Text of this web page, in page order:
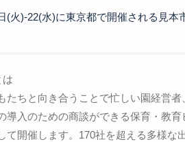
(火)-22(水)に東京都で開催される見本
たちと向き合うことで忙しい園経営
導入のための商談ができる保育・教
て開催します。170社を超える多様